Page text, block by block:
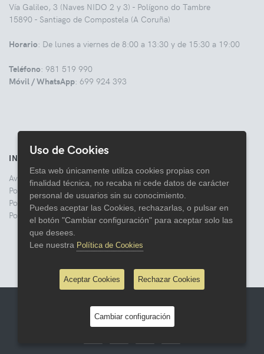
Vía Galileo, 3 (Naves NIDO 2 y 3) - Polígono do Tambre
15890 - Santiago de Compostela (A Coruña)
Horario: De lunes a viernes de 8:00 a 13:30 y de 15:30 a 19:00
Teléfono: 981 519 990
Móvil / WhatsApp: 699 924 393
INFORMACIÓN
Aviso legal
Politica de Privacidad
Política de Cookies
Política de Devoluciones
© 2026 Comercial Lata
Uso de Cookies
Esta web únicamente utiliza cookies propias con
finalidad técnica, no recaba ni cede datos de carácter
personal de usuarios sin su conocimiento.
Puedes aceptar las Cookies, rechazarlas, o pulsar en
el botón "Cambiar configuración" para aceptar solo las
que desees.
Lee nuestra Política de Cookies
Aceptar Cookies Rechazar Cookies
Cambiar configuración